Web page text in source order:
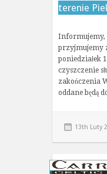
terenie
Informujemy,
przyjmujemy
poniedziałek
czyszczenie
zakończenia
oddane będą
13th Luty